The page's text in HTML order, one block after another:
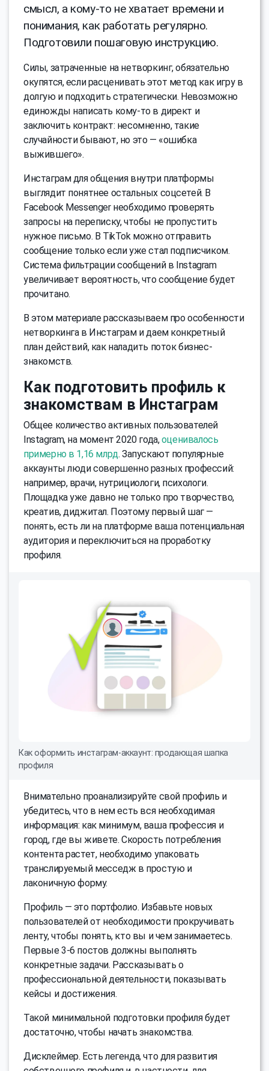
смысл, а кому-то не хватает времени и
понимания, как работать регулярно.
Подготовили пошаговую инструкцию.
Силы, затраченные на нетворкинг, обязательно
окупятся, если расценивать этот метод как игру в
долгую и подходить стратегически. Невозможно
единожды написать кому-то в директ и
заключить контракт: несомненно, такие
случайности бывают, но это — «ошибка
выжившего».
Инстаграм для общения внутри платформы
выглядит понятнее остальных соцсетей. В
Facebook Messenger необходимо проверять
запросы на переписку, чтобы не пропустить
нужное письмо. В TikTok можно отправить
сообщение только если уже стал подписчиком.
Система фильтрации сообщений в Instagram
увеличивает вероятность, что сообщение будет
прочитано.
В этом материале рассказываем про особенности
нетворкинга в Инстаграм и даем конкретный
план действий, как наладить поток бизнес-
знакомств.
Как подготовить профиль к
знакомствам в Инстаграм
Общее количество активных пользователей
Instagram, на момент 2020 года,оценивалось
примерно в 1,16 млрд. Запускают популярные
аккаунты люди совершенно разных профессий:
например, врачи, нутрициологи, психологи.
Площадка уже давно не только про творчество,
креатив, диджитал. Поэтому первый шаг —
понять, есть ли на платформе ваша потенциальная
аудитория и переключиться на проработку
профиля.
Как оформить инстаграм-аккаунт: продающая шапка
профиля
Внимательно проанализируйте свой профиль и
убедитесь, что в нем есть вся необходимая
информация: как минимум, ваша профессия и
город, где вы живете. Скорость потребления
контента растет, необходимо упаковать
транслируемый месседж в простую и
лаконичную форму.
Профиль — это портфолио. Избавьте новых
пользователей от необходимости прокручивать
ленту, чтобы понять, кто вы и чем занимаетесь.
Первые 3-6 постов должны выполнять
конкретные задачи. Рассказывать о
профессиональной деятельности, показывать
кейсы и достижения.
Такой минимальной подготовки профиля будет
достаточно, чтобы начать знакомства.
Дисклеймер. Есть легенда, что для развития